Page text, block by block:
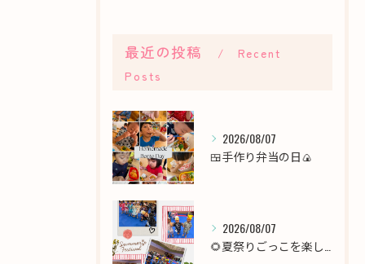
最近の投稿
Recent
Posts
2026/08/07
🍱手作り弁当の日🍙
2026/08/07